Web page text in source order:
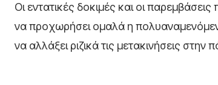
Οι εντατικές δοκιμές και οι
να προχωρήσει ομαλά η
να αλλάξει ριζικά τις μετακινήσεις στην